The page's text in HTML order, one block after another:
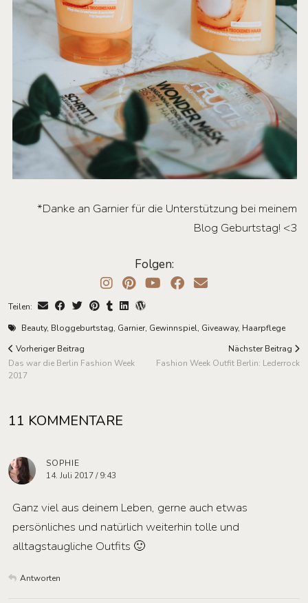
*Danke an Garnier für die Unterstützung bei meinem
Blog Geburtstag! <3
Folgen:
Teilen:
Beauty, Bloggeburtstag, Garnier, Gewinnspiel, Giveaway, Haarpflege
Vorheriger Beitrag
Das war die Berlin Fashion Week
2017
Nächster Beitrag
Fashion Week Outfit Berlin: Lederrock
11 KOMMENTARE
SOPHIE
14. Juli 2017 / 9:43
Ganz viel aus deinem Leben, gerne auch etwas
persönliches und natürlich weiterhin tolle und
alltagstaugliche Outfits 🙂
Antworten